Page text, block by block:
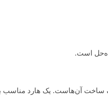
است.
ساخت آن‌هاست. یک هارد مناسب